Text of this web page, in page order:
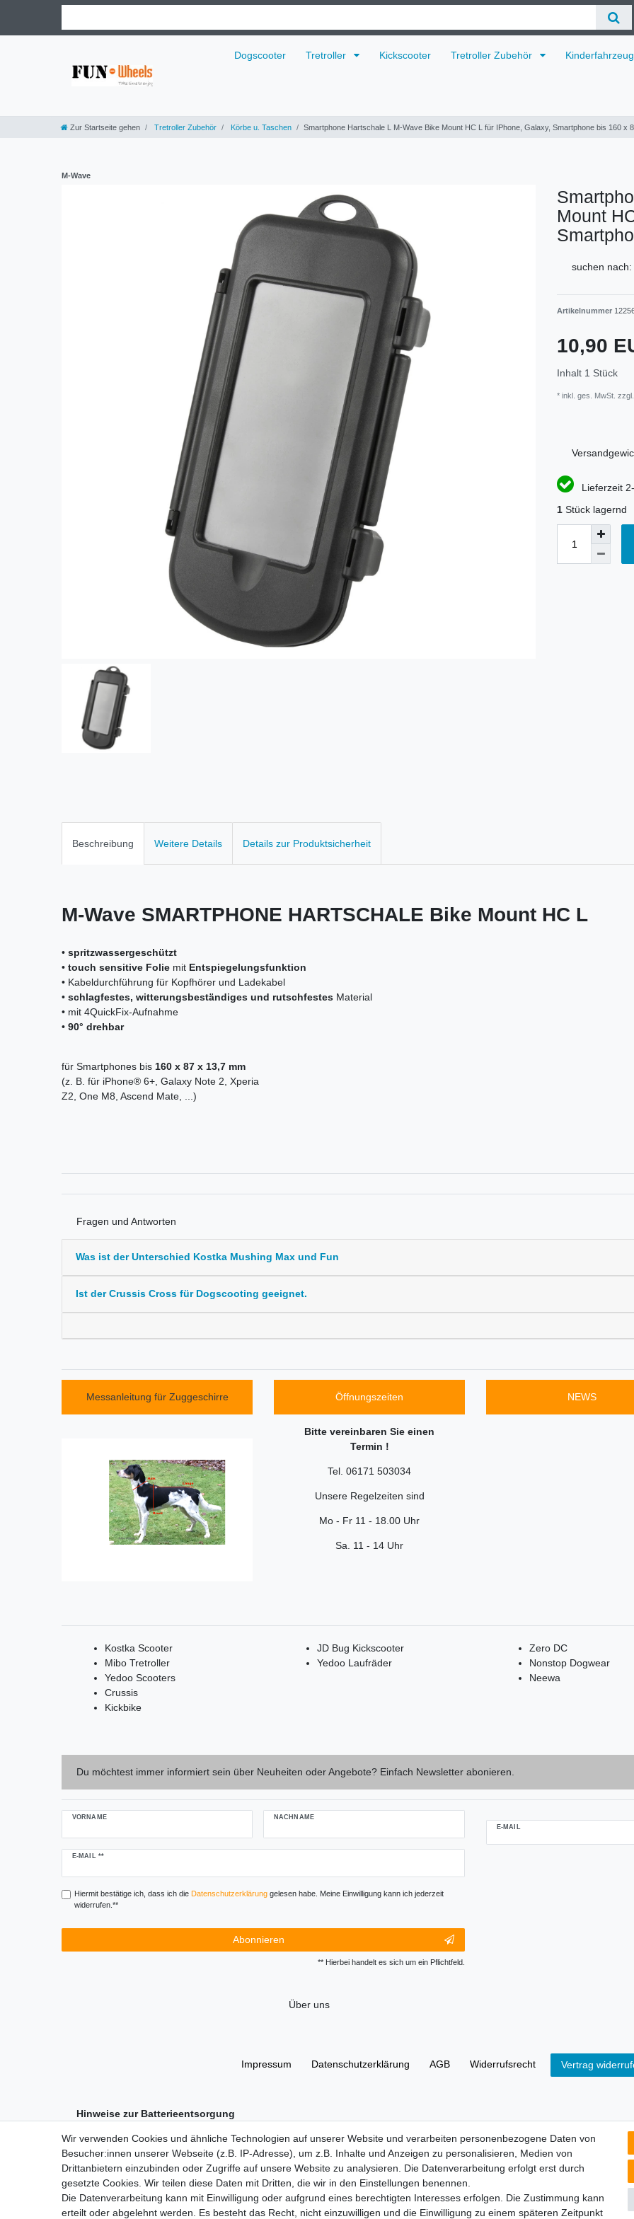
Dogscooter Tretroller Kickscooter Tretroller Zubehör
Zur Startseite gehen Tretroller Zubehör Körbe u. Taschen Smartphone Hartschale L M-Wave Bike Mount HC L für IPhone, Galaxy, Smartphone bis 160 x
M-Wave
Mount
suchen nach:
Artikelnummer
10,90
Inhalt 1 Stück
* inkl. ges. MwSt. zzgl.
Lieferzeit
1 Stück lagernd
Beschreibung Weitere Details Details zur Produktsicherheit
M-Wave SMARTPHONE HARTSCHALE Bike Mount HC L
• spritzwassergeschützt
• touch sensitive Folie mit Entspiegelungsfunktion
• Kabeldurchführung für Kopfhörer und Ladekabel
• schlagfestes, witterungsbeständiges und rutschfestes Material
• mit 4QuickFix-Aufnahme
• 90° drehbar
für Smartphones bis 160 x 87 x 13,7 mm
(z. B. für iPhone® 6+, Galaxy Note 2, Xperia
Z2, One M8, Ascend Mate, ...)
Fragen und Antworten
Was ist der Unterschied Kostka Mushing Max und Fun
Ist der Crussis Cross für Dogscooting geeignet.
Messanleitung für Zuggeschirre Öffnungszeiten
Bitte vereinbaren Sie einen
Termin !
Tel. 06171 503034
Unsere Regelzeiten sind
Mo - Fr 11 - 18.00 Uhr
Sa. 11 - 14 Uhr
NEWS
Kostka Scooter
Mibo Tretroller
Yedoo Scooters
Crussis
Kickbike
JD Bug Kickscooter
Yedoo Laufräder
Zero DC
Nonstop Dogwear
Neewa
Du möchtest immer informiert sein über Neuheiten oder Angebote? Einfach Newsletter abonieren.
VORNAME NACHNAME
E-MAIL **
Newsletter
Hiermit bestätige ich, dass ich die Daten­schutz­erklärunggelesen habe. Meine Einwilligung kann ich jederzeit
widerrufen.**
Abonnieren
** Hierbei handelt es sich um ein Pflichtfeld.
E-MAIL
Wir verwenden Cookies und ähnliche Technologien auf unserer Website und verarbeiten personenbezogene Daten von
Besucher:innen unserer Webseite (z.B. IP-Adresse), um z.B. Inhalte und Anzeigen zu personalisieren, Medien von
Drittanbietern einzubinden oder Zugriffe auf unsere Website zu analysieren. Die Datenverarbeitung erfolgt erst durch
gesetzte Cookies. Wir teilen diese Daten mit Dritten, die wir in den Einstellungen benennen.
Die Datenverarbeitung kann mit Einwilligung oder aufgrund eines berechtigten Interesses erfolgen. Die Zustimmung kann
erteilt oder abgelehnt werden. Es besteht das Recht, nicht einzuwilligen und die Einwilligung zu einem späteren Zeitpunkt
Über uns
Impressum Daten­schutz­erklärung AGB Widerrufs­recht Vertrag
Hinweise zur Batterieentsorgung
Sie sind zur Rückgabe gebrauchter Batterien als Endnutzer gesetzlich verpflichtet. Sie können Altbatterien, die wir als
unentgeltlich an unserem Versandlager (Versandadresse) zurückgeben. Die auf den Batterien abgebildeten Symbole haben
Das Symbol der durchgekreuzten Mülltonne bedeutet, dass die Batterie nicht in den Hausmüll gegeben werden darf.
Pb = Batterie enthält mehr als 0,004 Masseprozent Blei
Cd = Batterie enthält mehr als 0,002 Masseprozent Cadmium